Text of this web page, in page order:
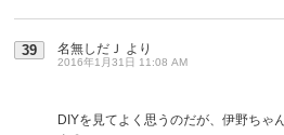
39 名無しだＪ より
2016年1月31日 11:08 AM
DIYを見てよく思うのだが、伊野ちゃ